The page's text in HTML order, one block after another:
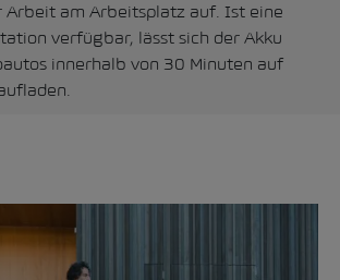
Arbeit am Arbeitsplatz auf. Ist eine
verfügbar, lässt sich der Akku
innerhalb von 30 Minuten auf